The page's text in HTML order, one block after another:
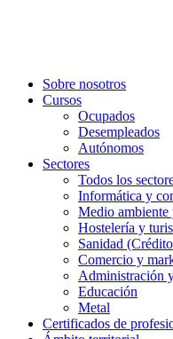
Sobre nosotros
Cursos
Ocupados
Desempleados
Autónomos
Sectores
Todos los
Informática y
Medio
Hostelería y
Sanidad
Comercio y
Administración
Educación
Metal
Certificados de